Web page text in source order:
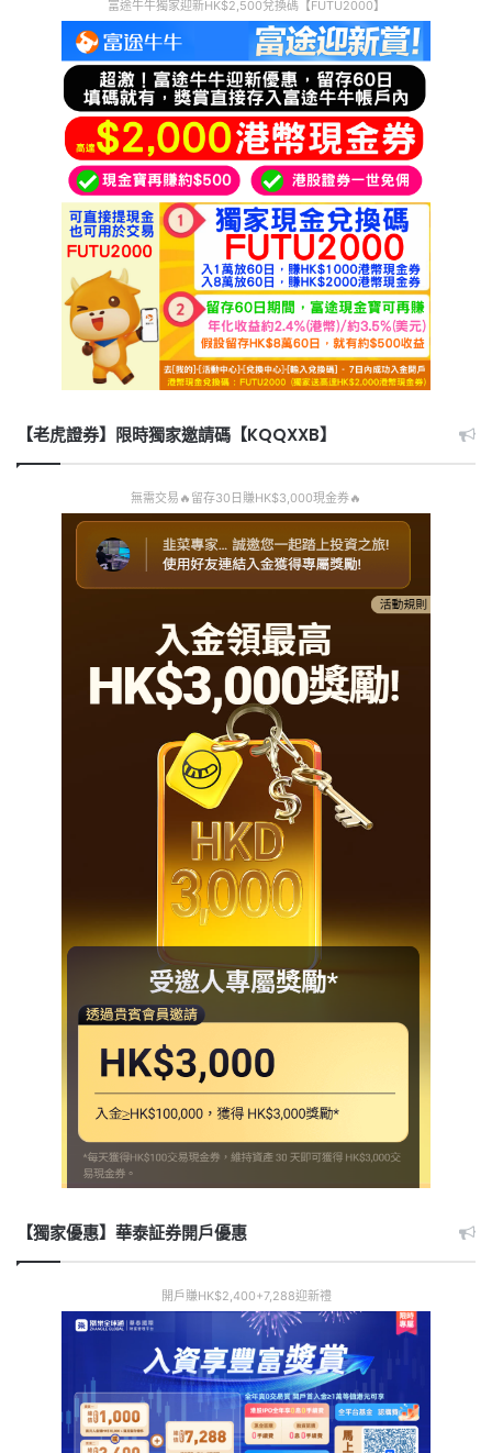
富途牛牛獨家迎新HK$2,500兌換碼【FUTU2000】
【老虎證券】限時獨家邀請碼【KQQXXB】
無需交易🔥留存30日賺HK$3,000現金券🔥
【獨家優惠】華泰証券開戶優惠
開戶賺HK$2,400+7,288迎新禮